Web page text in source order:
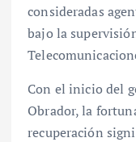
consideradas
bajo la
Con el inicio del
Obrador, la
recuperación